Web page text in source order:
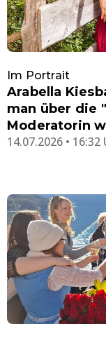
Im Portrait
Arabella
man über die
Moderatorin
14.07.2026 • 16:32